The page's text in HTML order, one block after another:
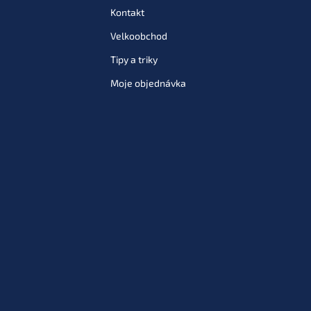
Kontakt
Velkoobchod
Tipy a triky
Moje objednávka